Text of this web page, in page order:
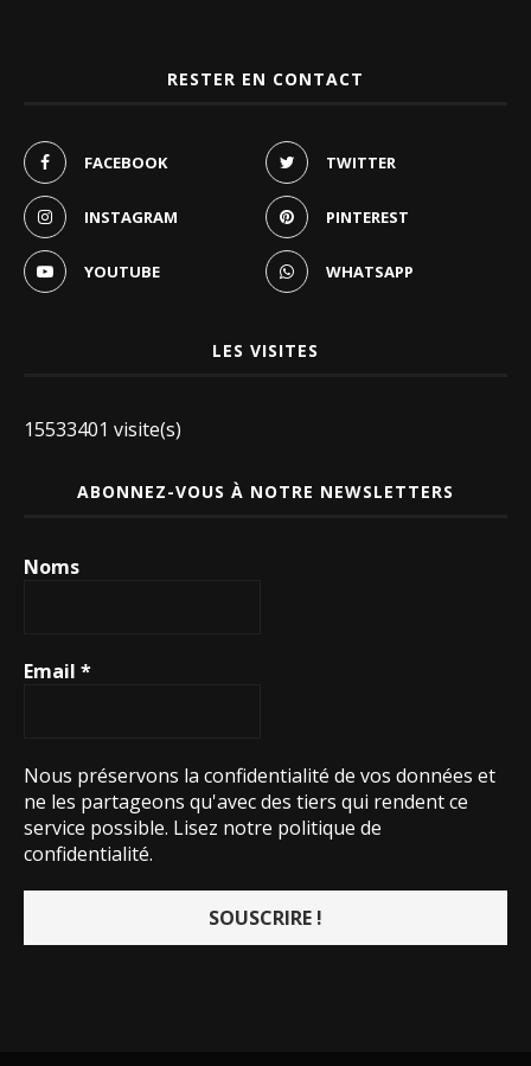
RESTER EN CONTACT
FACEBOOK TWITTER
INSTAGRAM PINTEREST
YOUTUBE WHATSAPP
LES VISITES
15533401 visite(s)
ABONNEZ-VOUS À NOTRE NEWSLETTERS
Noms
Email *
Nous préservons la confidentialité de vos données et
ne les partageons qu'avec des tiers qui rendent ce
service possible. Lisez notre politique de
confidentialité.